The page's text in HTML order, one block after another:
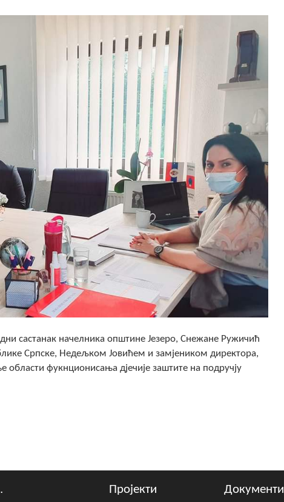
састанак начелника општине Језеро, Снежане Ружичић
Српске, Недељком Јовићем и замјеником директора,
фукнционисања дјечије заштите на подручју
Пројекти Документи